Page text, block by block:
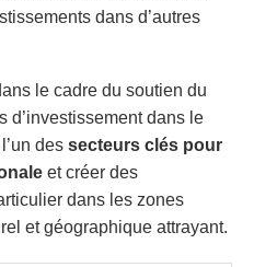
dans d’autres
le cadre du soutien du
d’investissement dans le
des secteurs clés pour
et créer des
dans les zones
et géographique attrayant.